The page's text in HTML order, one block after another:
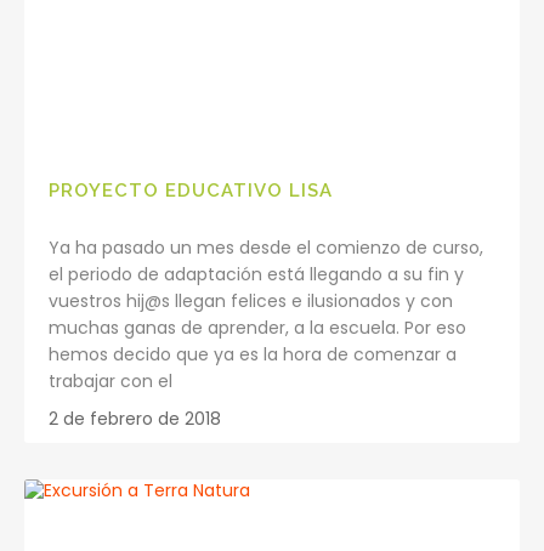
PROYECTO EDUCATIVO LISA
Ya ha pasado un mes desde el comienzo de curso,
el periodo de adaptación está llegando a su fin y
vuestros hij@s llegan felices e ilusionados y con
muchas ganas de aprender, a la escuela. Por eso
hemos decido que ya es la hora de comenzar a
trabajar con el
2 de febrero de 2018